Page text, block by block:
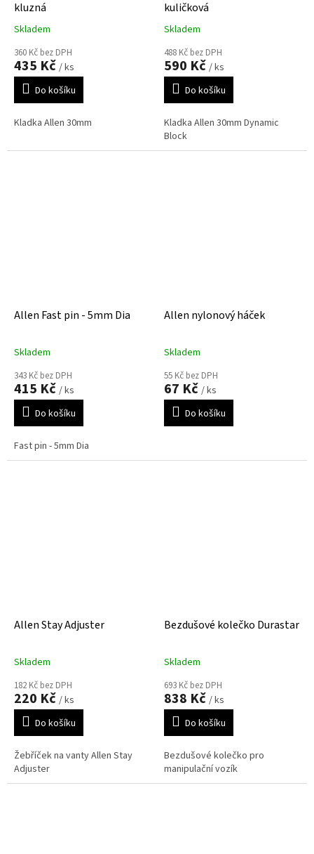
kluzná
Skladem
360 Kč bez DPH
435 Kč / ks
Do košíku
Kladka Allen 30mm
kuličková
Skladem
488 Kč bez DPH
590 Kč / ks
Do košíku
Kladka Allen 30mm Dynamic
Block
Allen Fast pin - 5mm Dia
Skladem
343 Kč bez DPH
415 Kč / ks
Do košíku
Fast pin - 5mm Dia
Allen nylonový háček
Skladem
55 Kč bez DPH
67 Kč / ks
Do košíku
Allen Stay Adjuster
Skladem
182 Kč bez DPH
220 Kč / ks
Do košíku
Žebříček na vanty Allen Stay
Adjuster
Bezdušové kolečko Durastar
Skladem
693 Kč bez DPH
838 Kč / ks
Do košíku
Bezdušové kolečko pro
manipulační vozík